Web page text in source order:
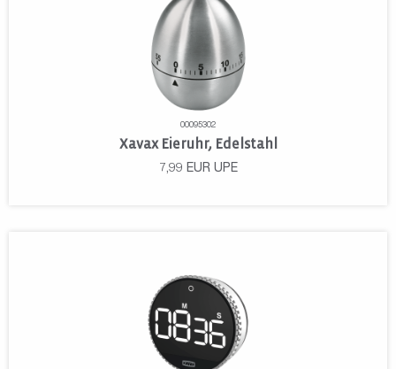
00095302
Xavax Eieruhr, Edelstahl
7,99 EUR UPE